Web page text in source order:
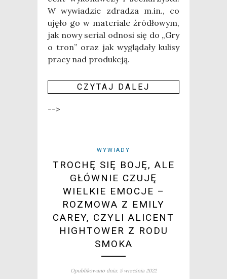
W wywia­dzie zdra­dza m.in., co
uję­ło go w mate­ria­le źró­dło­wym,
jak nowy serial odno­si się do „Gry
o tron” oraz jak wyglą­da­ły kuli­sy
pra­cy nad pro­duk­cją.
CZY­TAJ DALEJ
-->
WYWIADY
TROCHĘ SIĘ BOJĘ, ALE
GŁÓWNIE CZUJĘ
WIELKIE EMOCJE –
ROZMOWA Z EMILY
CAREY, CZYLI ALICENT
HIGHTOWER Z RODU
SMOKA
Opublikowano dnia: 5 września 2022